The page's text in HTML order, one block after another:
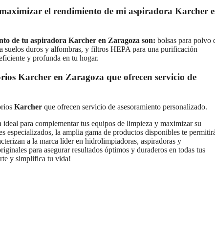
el rendimiento de mi aspiradora Karcher
de tu aspiradora Karcher en Zaragoza son: bolsas para polvo
suelos duros y alfombras, y filtros HEPA para una purificación
y profunda en tu hogar.
Karcher en Zaragoza que ofrecen servicio de
Karcher que ofrecen servicio de asesoramiento personalizado.
ideal para complementar tus equipos de limpieza y maximizar su
especializados, la amplia gama de productos disponibles te
a la marca líder en hidrolimpiadoras, aspiradoras y
para asegurar resultados óptimos y duraderos en todas tus
y simplifica tu vida!